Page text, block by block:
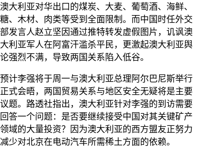
澳大利亚对华出口的煤炭、大麦、葡萄酒、海鲜、
糖、木材、肉类等受到全面限制。而中国时任外交
部发言人赵立坚因通过推特转发虚假图片，讥讽澳
大利亚军人在阿富汗滥杀平民，更激起澳大利亚舆
论强烈不满，导致两国关系陷入低谷。
预计李强将于周一与澳大利亚总理阿尔巴尼斯举行
正式会晤，两国贸易关系与地区安全无疑将是主要
议题。路透社指出，澳大利亚针对李强的到访需要
回答一个问题：是否要继续接受中国对其关键矿产
领域的大量投资？因为澳大利亚的西方盟友正努力
减少对北京在电动汽车所需稀土方面的依赖。